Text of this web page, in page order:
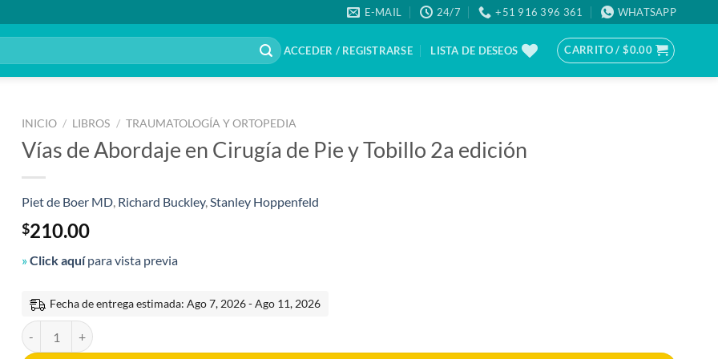
E-MAIL 24/7 +51 916 396 361 WHATSAPP
ACCEDER / REGISTRARSE LISTA DE DESEOS CARRITO /$0.00
INICIO / LIBROS / TRAUMATOLOGÍA Y ORTOPEDIA
Vías de Abordaje en Cirugía de Pie y Tobillo 2a edición
Piet de Boer MD Richard Buckley, Stanley Hoppenfeld
$210.00
»Click aquípara vista previa
Fecha de entrega estimada: Ago 7, 2026 - Ago 11, 2026
Vías de Abordaje en Cirugía de Pie y Tobillo 2a edición cantidad